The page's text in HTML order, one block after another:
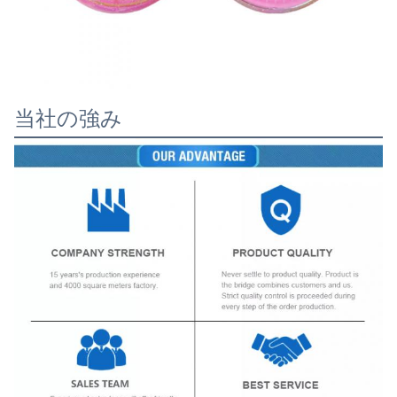
当社の強み